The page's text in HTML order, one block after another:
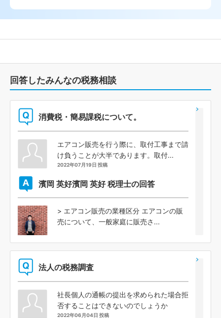
回答したみんなの税務相談
消費税・簡易課税について。
エアコン販売を行う際に、取付工事まで請
け負うことが大半であります。取付...
2022年07月19日 投稿
濱岡 英好濱岡 英好 税理士の回答
> エアコン販売の業種区分 エアコンの販
売について、一般家庭に販売さ...
法人の税務調査
社長個人の通帳の提出を求められた場合拒
否することはできないのでしょうか
2022年06月04日 投稿